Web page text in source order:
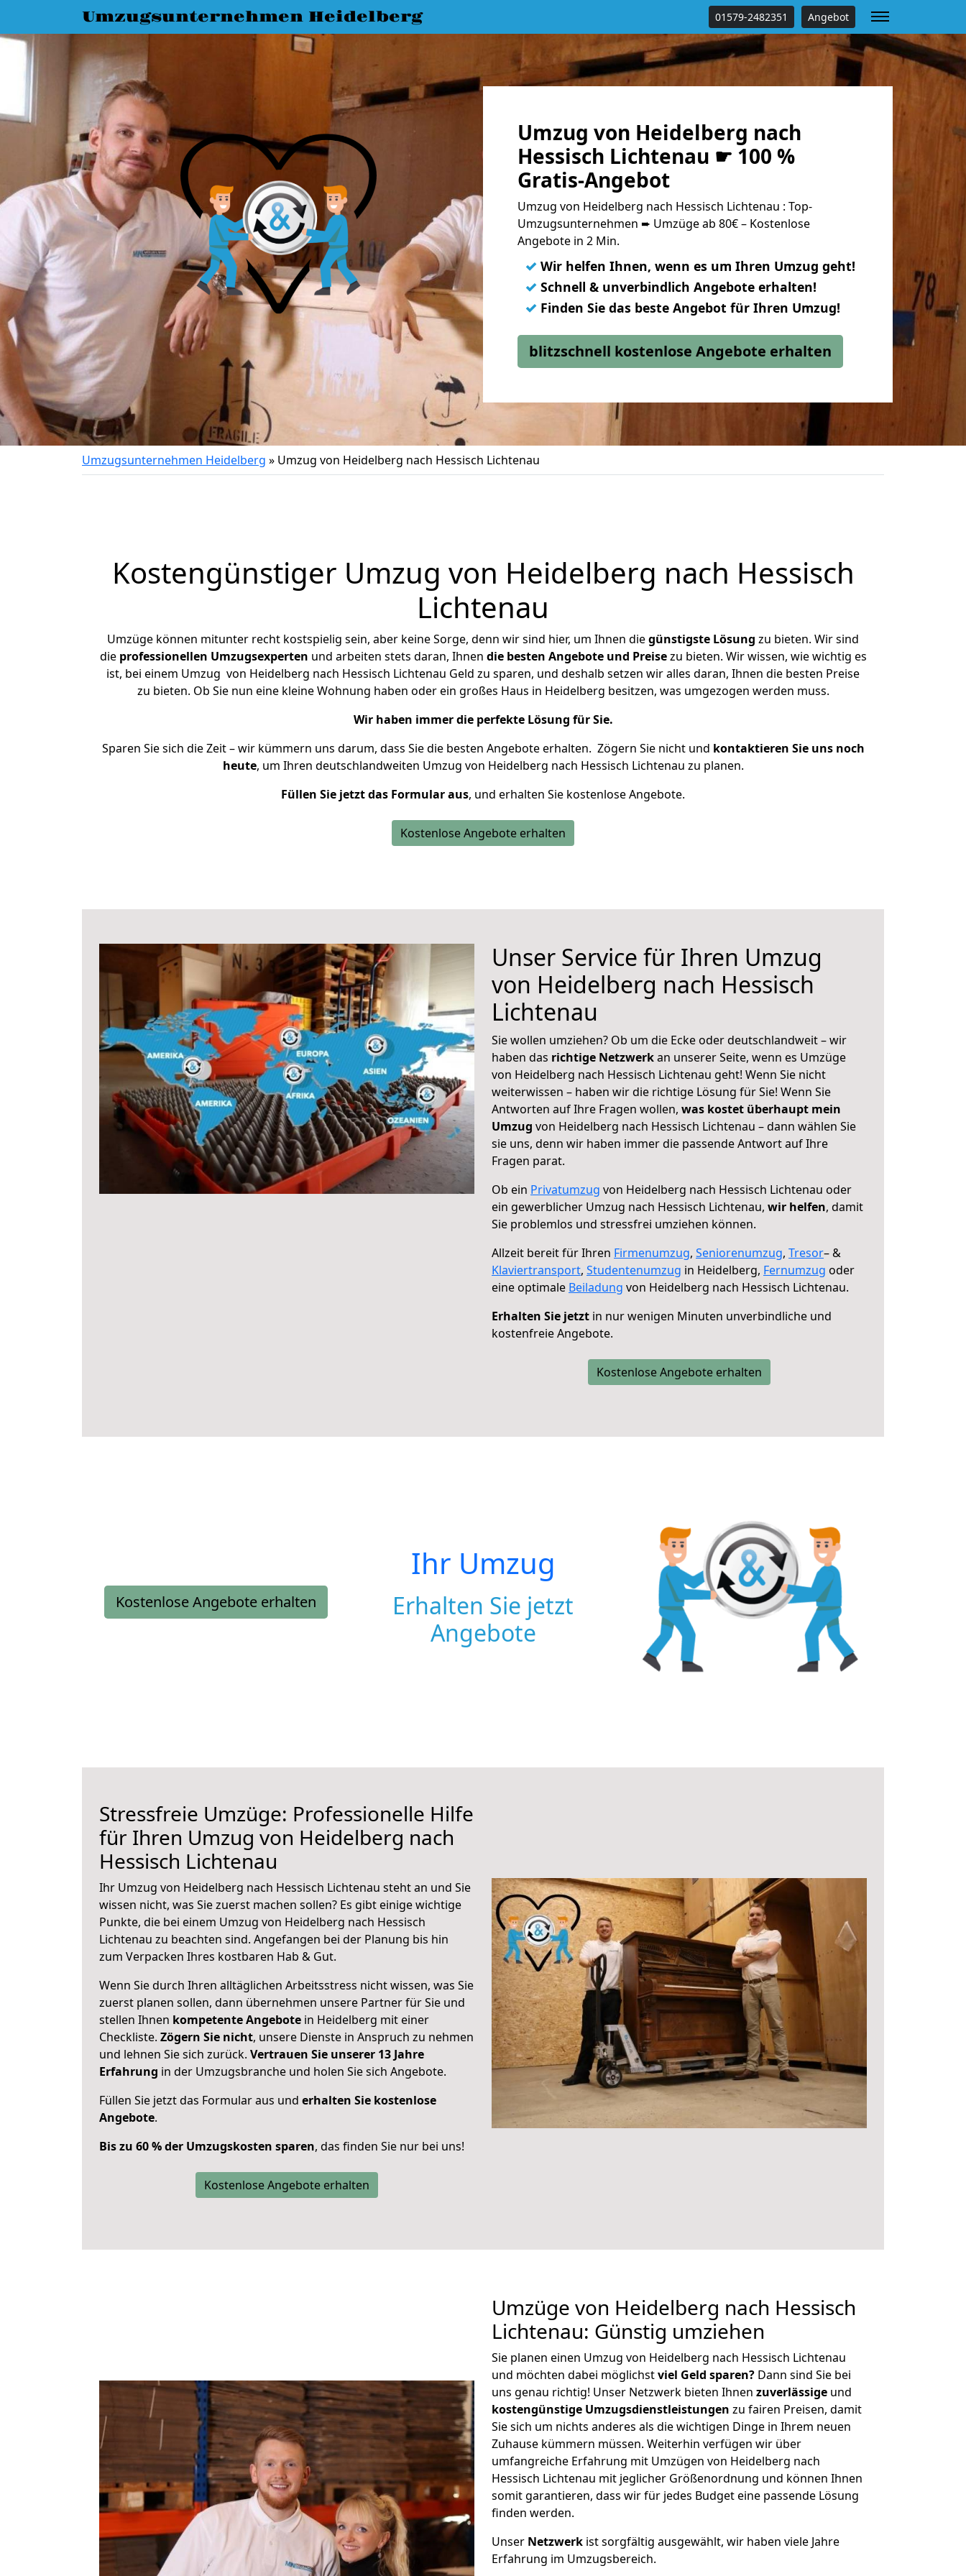
Umzugsunternehmen Heidelberg 01579-2482351 Angebot
Umzug von Heidelberg nach
Hessisch Lichtenau ☛ 100 %
Gratis-Angebot
Umzug von Heidelberg nach Hessisch Lichtenau : Top-
Umzugsunternehmen ➨ Umzüge ab 80€ – Kostenlose
Angebote in 2 Min.
✓ Wir helfen Ihnen, wenn es um Ihren Umzug geht!
✓ Schnell & unverbindlich Angebote erhalten!
✓ Finden Sie das beste Angebot für Ihren Umzug!
blitzschnell kostenlose Angebote erhalten
Umzugsunternehmen Heidelberg » Umzug von Heidelberg nach Hessisch Lichtenau
Kostengünstiger Umzug von Heidelberg nach Hessisch
Lichtenau
Umzüge können mitunter recht kostspielig sein, aber keine Sorge, denn wir sind hier, um Ihnen diegünstigste Lösung zu bieten. Wir sind
die professionellen Umzugsexperten und arbeiten stets daran, Ihnen die besten Angebote und Preisezu bieten. Wir wissen, wie wichtig es
ist, bei einem Umzug von Heidelberg nach Hessisch Lichtenau Geld zu sparen, und deshalb setzen wir alles daran, Ihnen die besten Preise
zu bieten. Ob Sie nun eine kleine Wohnung haben oder ein großes Haus in Heidelberg besitzen, was umgezogen werden muss.
Wir haben immer die perfekte Lösung für Sie.
Sparen Sie sich die Zeit – wir kümmern uns darum, dass Sie die besten Angebote erhalten. Zögern Sie nicht und kontaktieren Sie uns noch
heute, um Ihren deutschlandweiten Umzug von Heidelberg nach Hessisch Lichtenau zu planen.
Füllen Sie jetzt das Formular aus, und erhalten Sie kostenlose Angebote.
Kostenlose Angebote erhalten
Unser Service für Ihren Umzug
von Heidelberg nach Hessisch
Lichtenau
Sie wollen umziehen? Ob um die Ecke oder deutschlandweit – wir
haben das richtige Netzwerkan unserer Seite, wenn es Umzüge
von Heidelberg nach Hessisch Lichtenau geht! Wenn Sie nicht
weiterwissen – haben wir die richtige Lösung für Sie! Wenn Sie
Antworten auf Ihre Fragen wollen, was kostet überhaupt mein
Umzug von Heidelberg nach Hessisch Lichtenau – dann wählen Sie
sie uns, denn wir haben immer die passende Antwort auf Ihre
Fragen parat.
Ob ein Privatumzug von Heidelberg nach Hessisch Lichtenau oder
ein gewerblicher Umzug nach Hessisch Lichtenau, wir helfen, damit
Sie problemlos und stressfrei umziehen können.
Allzeit bereit für Ihren Firmenumzug, Seniorenumzug, Tresor– &
Klaviertransport, Studentenumzug in Heidelberg, Fernumzug oder
eine optimale Beiladung von Heidelberg nach Hessisch Lichtenau.
Erhalten Sie jetzt in nur wenigen Minuten unverbindliche und
kostenfreie Angebote.
Kostenlose Angebote erhalten
Kostenlose Angebote erhalten
Ihr Umzug
Erhalten Sie jetzt
Angebote
Stressfreie Umzüge: Professionelle Hilfe
für Ihren Umzug von Heidelberg nach
Hessisch Lichtenau
Ihr Umzug von Heidelberg nach Hessisch Lichtenau steht an und Sie
wissen nicht, was Sie zuerst machen sollen? Es gibt einige wichtige
Punkte, die bei einem Umzug von Heidelberg nach Hessisch
Lichtenau zu beachten sind. Angefangen bei der Planung bis hin
zum Verpacken Ihres kostbaren Hab & Gut.
Wenn Sie durch Ihren alltäglichen Arbeitsstress nicht wissen, was Sie
zuerst planen sollen, dann übernehmen unsere Partner für Sie und
stellen Ihnen kompetente Angebote in Heidelberg mit einer
Checkliste. Zögern Sie nicht, unsere Dienste in Anspruch zu nehmen
und lehnen Sie sich zurück. Vertrauen Sie unserer 13 Jahre
Erfahrung in der Umzugsbranche und holen Sie sich Angebote.
Füllen Sie jetzt das Formular aus und erhalten Sie kostenlose
Angebote.
Bis zu 60 % der Umzugskosten sparen, das finden Sie nur bei uns!
Kostenlose Angebote erhalten
Umzüge von Heidelberg nach Hessisch
Lichtenau: Günstig umziehen
Sie planen einen Umzug von Heidelberg nach Hessisch Lichtenau
und möchten dabei möglichstviel Geld sparen? Dann sind Sie bei
uns genau richtig! Unser Netzwerk bieten Ihnen zuverlässige und
kostengünstige Umzugsdienstleistungen zu fairen Preisen, damit
Sie sich um nichts anderes als die wichtigen Dinge in Ihrem neuen
Zuhause kümmern müssen. Weiterhin verfügen wir über
umfangreiche Erfahrung mit Umzügen von Heidelberg nach
Hessisch Lichtenau mit jeglicher Größenordnung und können Ihnen
somit garantieren, dass wir für jedes Budget eine passende Lösung
finden werden.
Unser Netzwerk ist sorgfältig ausgewählt, wir haben viele Jahre
Erfahrung im Umzugsbereich.